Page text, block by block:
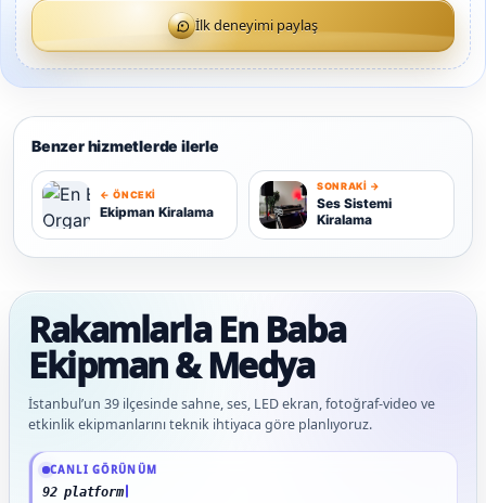
İlk deneyimi paylaş
Benzer hizmetlerde ilerle
← ÖNCEKI
Ekipman Kiralama S
SONRAKI →
Ses Sistemi
Kiralama
Rakamlarla En Baba
Ekipman & Medya
İstanbul’un 39 ilçesinde sahne, ses, LED ekran, fotoğraf-video ve
etkinlik ekipmanlarını teknik ihtiyaca göre planlıyoruz.
CANLI GÖRÜNÜM
92 platform genelinde onaylı yorum
Güncel veriler: 1.292+ En Baba ağı hizmet deneyimi; 92 platform genelinde